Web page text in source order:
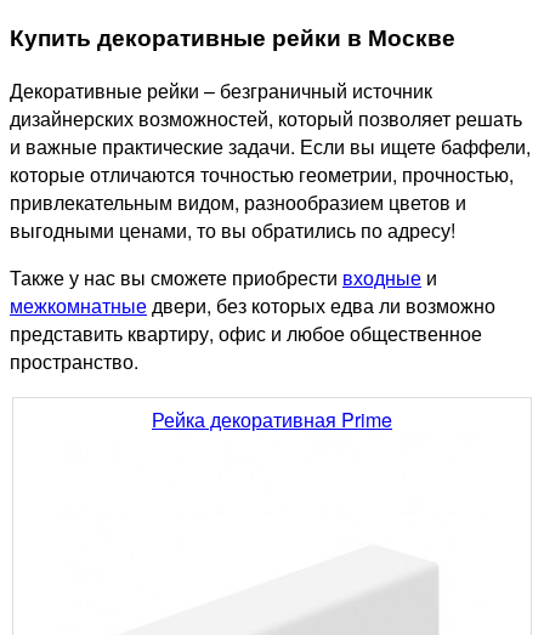
Купить декоративные рейки в Москве
Декоративные рейки – безграничный источник
дизайнерских возможностей, который позволяет решать
и важные практические задачи. Если вы ищете баффели,
которые отличаются точностью геометрии, прочностью,
привлекательным видом, разнообразием цветов и
выгодными ценами, то вы обратились по адресу!
Также у нас вы сможете приобрести входные и
межкомнатныедвери, без которых едва ли возможно
представить квартиру, офис и любое общественное
пространство.
Рейка декоративная Prime